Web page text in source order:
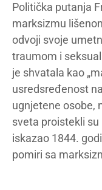
Politička putanja
marksizmu
odvoji svoje
traumom i
je shvatala kao
usredsređenost
ugnjetene osobe,
sveta proistekli
iskazao 1844.
pomiri sa